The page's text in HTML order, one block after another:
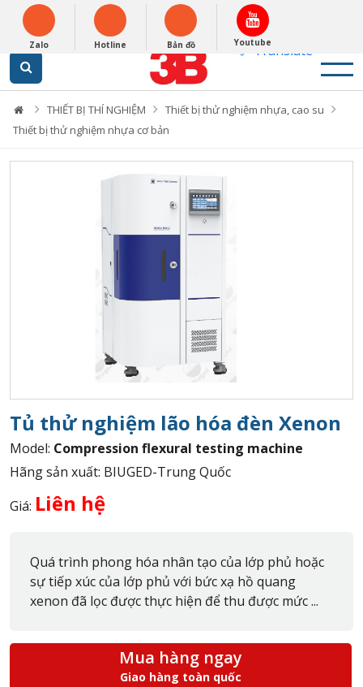
Powered by
Translate
English
0948279988
THIẾT BỊ THÍ NGHIỆM
Thiết bị thử nghiệm nhựa, cao su
Thiết bị thử nghiệm nhựa cơ bản
Tủ thử nghiệm lão hóa đèn Xenon
Model: Compression flexural testing machine
Hãng sản xuất: BIUGED-Trung Quốc
Giá: Liên hệ
Quá trình phong hóa nhân tạo của lớp phủ hoặc
sự tiếp xúc của lớp phủ với bức xạ hồ quang
xenon đã lọc được thực hiện để thu được mức ...
Mua hàng ngay
Giao hàng toàn quốc
Zalo Hotline Bản đồ Youtube